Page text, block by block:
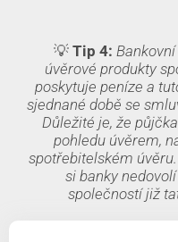
💡Tip 4:
úvěrové produkty
poskytuje peníze a
sjednané době se
Důležité je, že
pohledu úvěrem,
spotřebitelském
si banky
společností již